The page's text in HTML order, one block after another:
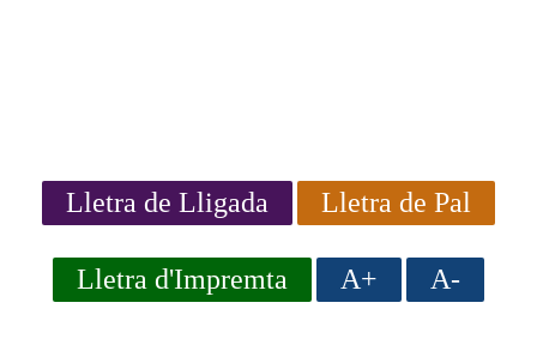
Lletra de Lligada Lletra de Pal
Lletra d'Impremta A+ A-